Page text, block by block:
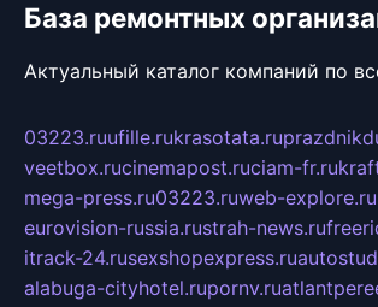
База ремонтных
Актуальный каталог компаний по
03223.ruufille.rukrasotata.ru
veetbox.rucinemapost.ruciam-fr.ru
mega-press.ru03223.ruweb-explore.ru
eurovision-russia.rustrah-news.ru
itrack-24.rusexshopexpress.ru
alabuga-cityhotel.rupornv.ru